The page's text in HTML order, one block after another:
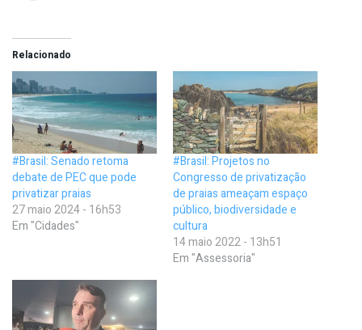
Relacionado
#Brasil: Senado retoma
debate de PEC que pode
privatizar praias
27 maio 2024 - 16h53
Em "Cidades"
#Brasil: Projetos no
Congresso de privatização
de praias ameaçam espaço
público, biodiversidade e
cultura
14 maio 2022 - 13h51
Em "Assessoria"